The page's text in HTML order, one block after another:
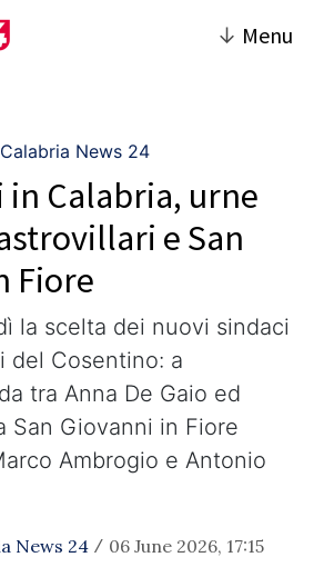
↓ Menu
News 24
in Calabria, urne
e San
Fiore
la scelta dei nuovi sindaci
del Cosentino: a
tra Anna De Gaio ed
San Giovanni in Fiore
Ambrogio e Antonio
News 24 / 06 June 2026, 17:15